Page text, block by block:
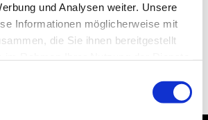
und Analysen weiter. Unsere
Informationen möglicherweise mit
die Sie ihnen bereitgestellt